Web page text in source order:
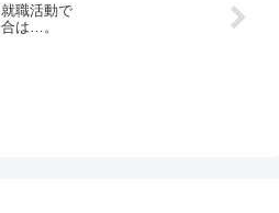
職活動で
は…。